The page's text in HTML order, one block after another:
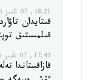
18:21, 07 تامىز 2026
قىتايدان
قىلمىستىق
17:43, 07 تامىز 2026
قازاقستاندا